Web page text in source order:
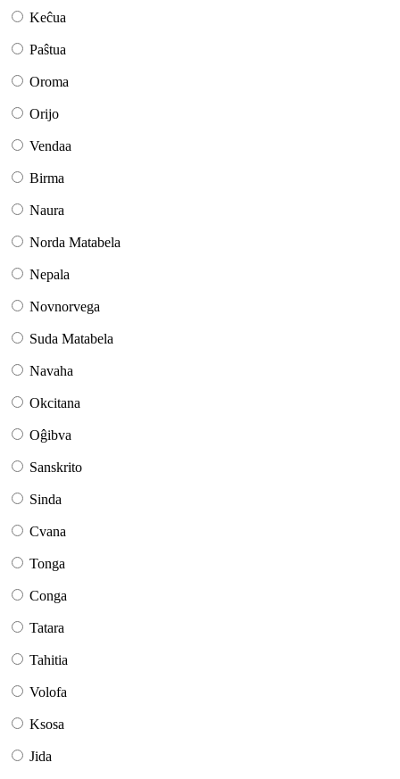
Keĉua
Paŝtua
Oroma
Orijo
Vendaa
Birma
Naura
Norda Matabela
Nepala
Novnorvega
Suda Matabela
Navaha
Okcitana
Oĝibva
Sanskrito
Sinda
Cvana
Tonga
Conga
Tatara
Tahitia
Volofa
Ksosa
Jida